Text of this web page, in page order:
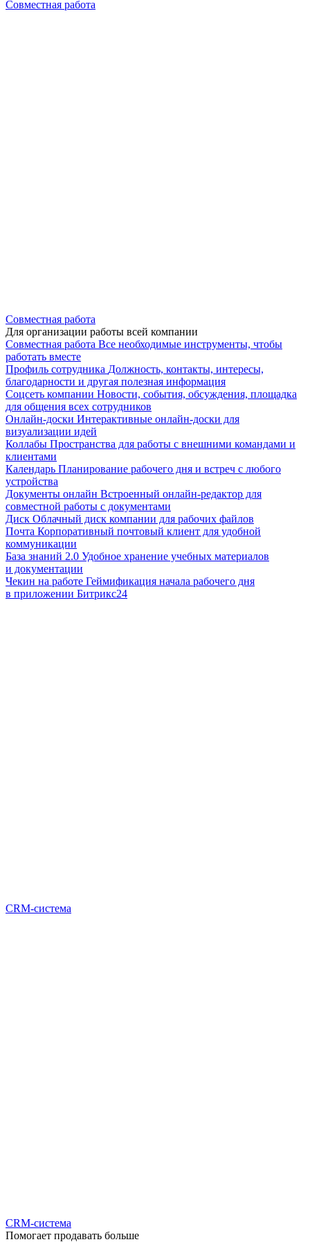
Совместная работа
Совместная работа
Для организации работы всей компании
Совместная работа Все необходимые инструменты, чтобы
работать вместе
Профиль сотрудника Должность, контакты, интересы,
благодарности и другая полезная информация
Соцсеть компании Новости, события, обсуждения, площадка
для общения всех сотрудников
Онлайн-доски Интерактивные онлайн-доски для
визуализации идей
Коллабы Пространства для работы с внешними командами и
клиентами
Календарь Планирование рабочего дня и встреч с любого
устройства
Документы онлайн Встроенный онлайн-редактор для
совместной работы с документами
Диск Облачный диск компании для рабочих файлов
Почта Корпоративный почтовый клиент для удобной
коммуникации
База знаний 2.0 Удобное хранение учебных материалов
и документации
Чекин на работе Геймификация начала рабочего дня
в приложении Битрикс24
CRM-система
CRM-система
Помогает продавать больше